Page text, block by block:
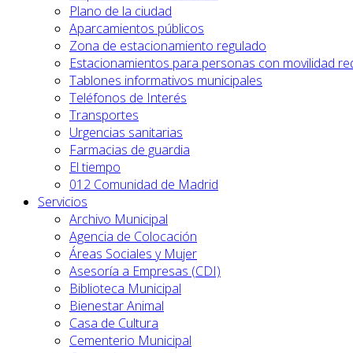
Plano de la ciudad
Aparcamientos públicos
Zona de estacionamiento regulado
Estacionamientos para personas con movilidad
Tablones informativos municipales
Teléfonos de Interés
Transportes
Urgencias sanitarias
Farmacias de guardia
El tiempo
012 Comunidad de Madrid
Servicios
Archivo Municipal
Agencia de Colocación
Áreas Sociales y Mujer
Asesoría a Empresas (CDI)
Biblioteca Municipal
Bienestar Animal
Casa de Cultura
Cementerio Municipal